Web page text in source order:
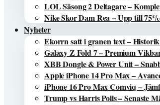
LOL Säsong 2 Deltagare –
Nike Skor Dam Rea – Upp till
Nyheter
Ekorrn satt i granen text –
Galaxy Z Fold 7 – Premium
XBB Dongle & Power Unit –
Apple iPhone 14 Pro Max –
iPhone 16 Pro Max Comviq –
Trump vs Harris Polls – Senaste